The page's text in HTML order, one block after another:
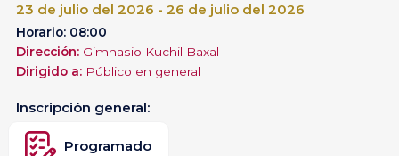
23 de julio del 2026 - 26 de julio del 2026
Horario: 08:00
Dirección: Gimnasio Kuchil Baxal
Dirigido a: Público en general
Inscripción general:
Programado